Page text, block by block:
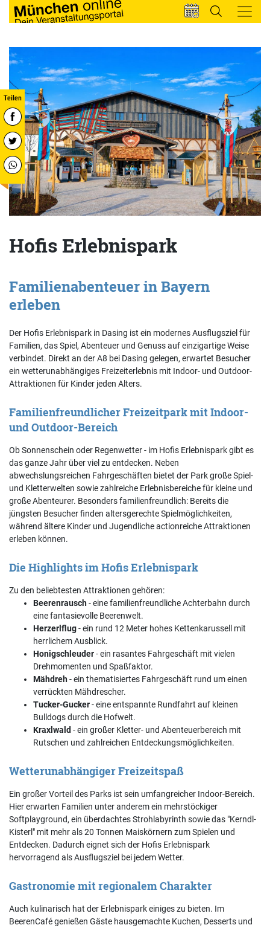
Hofis Erlebnispark
Familienabenteuer in Bayern
erleben
Der Hofis Erlebnispark in Dasing ist ein modernes Ausflugsziel für
Familien, das Spiel, Abenteuer und Genuss auf einzigartige Weise
verbindet. Direkt an der A8 bei Dasing gelegen, erwartet Besucher
ein wetterunabhängiges Freizeiterlebnis mit Indoor- und Outdoor-
Attraktionen für Kinder jeden Alters.
Familienfreundlicher Freizeitpark mit Indoor-
und Outdoor-Bereich
Ob Sonnenschein oder Regenwetter - im Hofis Erlebnispark gibt es
das ganze Jahr über viel zu entdecken. Neben
abwechslungsreichen Fahrgeschäften bietet der Park große Spiel-
und Kletterwelten sowie zahlreiche Erlebnisbereiche für kleine und
große Abenteurer. Besonders familienfreundlich: Bereits die
jüngsten Besucher finden altersgerechte Spielmöglichkeiten,
während ältere Kinder und Jugendliche actionreiche Attraktionen
erleben können.
Die Highlights im Hofis Erlebnispark
Zu den beliebtesten Attraktionen gehören:
Beerenrausch- eine familienfreundliche Achterbahn durch
eine fantasievolle Beerenwelt.
Herzerlflug- ein rund 12 Meter hohes Kettenkarussell mit
herrlichem Ausblick.
Honigschleuder- ein rasantes Fahrgeschäft mit vielen
Drehmomenten und Spaßfaktor.
Mähdreh- ein thematisiertes Fahrgeschäft rund um einen
verrückten Mähdrescher.
Tucker-Gucker- eine entspannte Rundfahrt auf kleinen
Bulldogs durch die Hofwelt.
Kraxlwald - ein großer Kletter- und Abenteuerbereich mit
Rutschen und zahlreichen Entdeckungsmöglichkeiten.
Wetterunabhängiger Freizeitspaß
Ein großer Vorteil des Parks ist sein umfangreicher Indoor-Bereich.
Hier erwarten Familien unter anderem ein mehrstöckiger
Softplayground, ein überdachtes Strohlabyrinth sowie das "Kerndl-
Kisterl" mit mehr als 20 Tonnen Maiskörnern zum Spielen und
Entdecken. Dadurch eignet sich der Hofis Erlebnispark
hervorragend als Ausflugsziel bei jedem Wetter.
Gastronomie mit regionalem Charakter
Auch kulinarisch hat der Erlebnispark einiges zu bieten. Im
BeerenCafé genießen Gäste hausgemachte Kuchen, Desserts und